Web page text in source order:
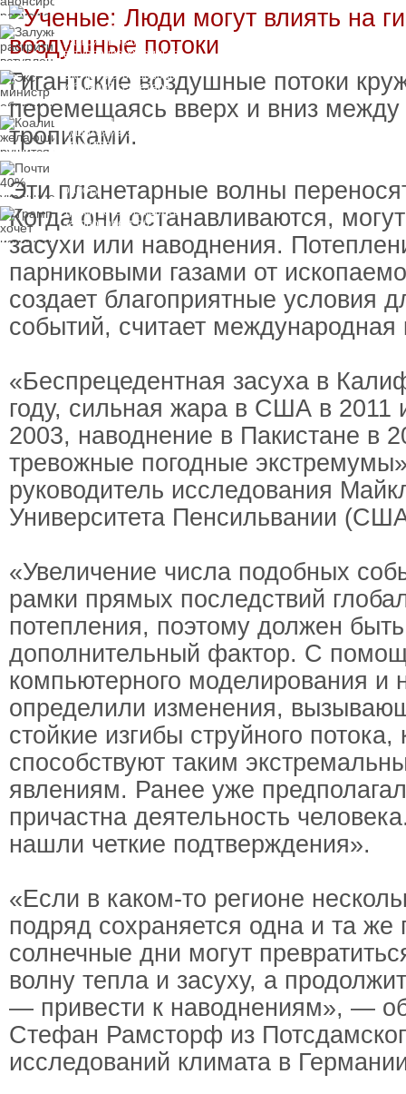
Залужный
раскритиковал
вступление Украины в
другие варианты
Экс-министр обороны
и бывший секретарь
новую "вкусную"
должность
Коалиция желающих
рушится из-за ухода
двух главных
работу
Трамп хочет изменить
законопроект об
против России
Гигантские воздушные потоки
перемещаясь вверх и вниз между
тропиками.
Эти планетарные волны
Когда они останавливаются,
засухи или наводнения.
парниковыми газами от
создает благоприятные условия
событий, считает
«Беспрецедентная засуха в
году, сильная жара в США в 2011
2003, наводнение в Пакистане в
тревожные погодные
руководитель исследования
Университета Пенсильвании
«Увеличение числа подобных
рамки прямых последствий
потепления, поэтому должен быть
дополнительный фактор. С
компьютерного моделирования
определили изменения,
стойкие изгибы струйного потока,
способствуют таким
явлениям. Ранее уже
причастна деятельность
нашли четкие подтверждения».
«Если в каком-то регионе
подряд сохраняется одна и та же
солнечные дни могут
волну тепла и засуху, а
— привести к наводнениям», —
Стефан Рамсторф из
исследований климата в